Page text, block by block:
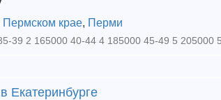
Пермском крае, Перми
Екатеринбурге